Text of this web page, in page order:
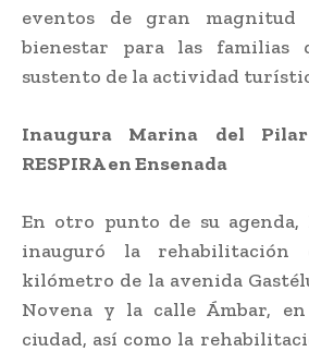
eventos de gran magnitud
bienestar para las familias
sustento de la actividad
Inaugura Marina del
RESPIRA en Ensenada
En otro punto de su
inauguró la
kilómetro de la avenida
Novena y la calle Ámbar,
ciudad, así como la